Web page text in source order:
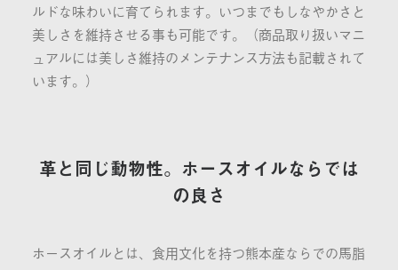
ルドな味わいに育てられます。いつまでもしなやかさと
美しさを維持させる事も可能です。（商品取り扱いマニ
ュアルには美しさ維持のメンテナンス方法も記載されて
います。）
革と同じ動物性。ホースオイルならでは
の良さ
ホースオイルとは、食用文化を持つ熊本産ならでの馬脂